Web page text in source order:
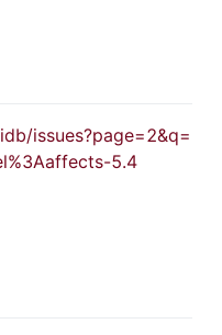
issues?page=2&q=
5.4